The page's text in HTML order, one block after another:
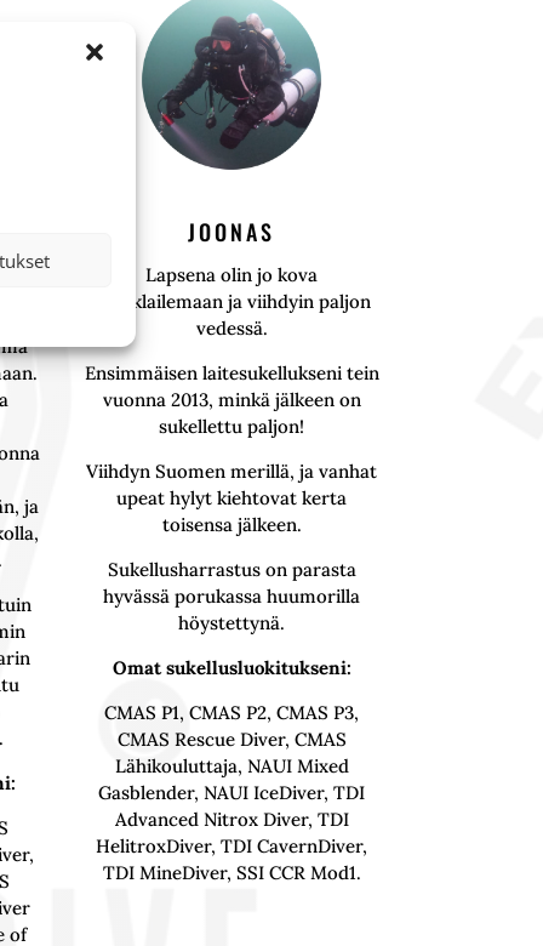
ja
of
JOONAS
Lapsena olin jo kova
snorklailemaan ja viihdyin paljon
vedessä.
Ensimmäisen laitesukellukseni tein
vuonna 2013, minkä jälkeen on
sukellettu paljon!
Viihdyn Suomen merillä, ja vanhat
upeat hylyt kiehtovat kerta
toisensa jälkeen.
Sukellusharrastus on parasta
hyvässä porukassa huumorilla
höystettynä.
Omat sukellusluokitukseni:
CMAS P1, CMAS P2, CMAS P3,
CMAS Rescue Diver, CMAS
Lähikouluttaja, NAUI Mixed
Gasblender, NAUI IceDiver, TDI
Advanced Nitrox Diver, TDI
HelitroxDiver, TDI CavernDiver,
TDI MineDiver, SSI CCR Mod1.